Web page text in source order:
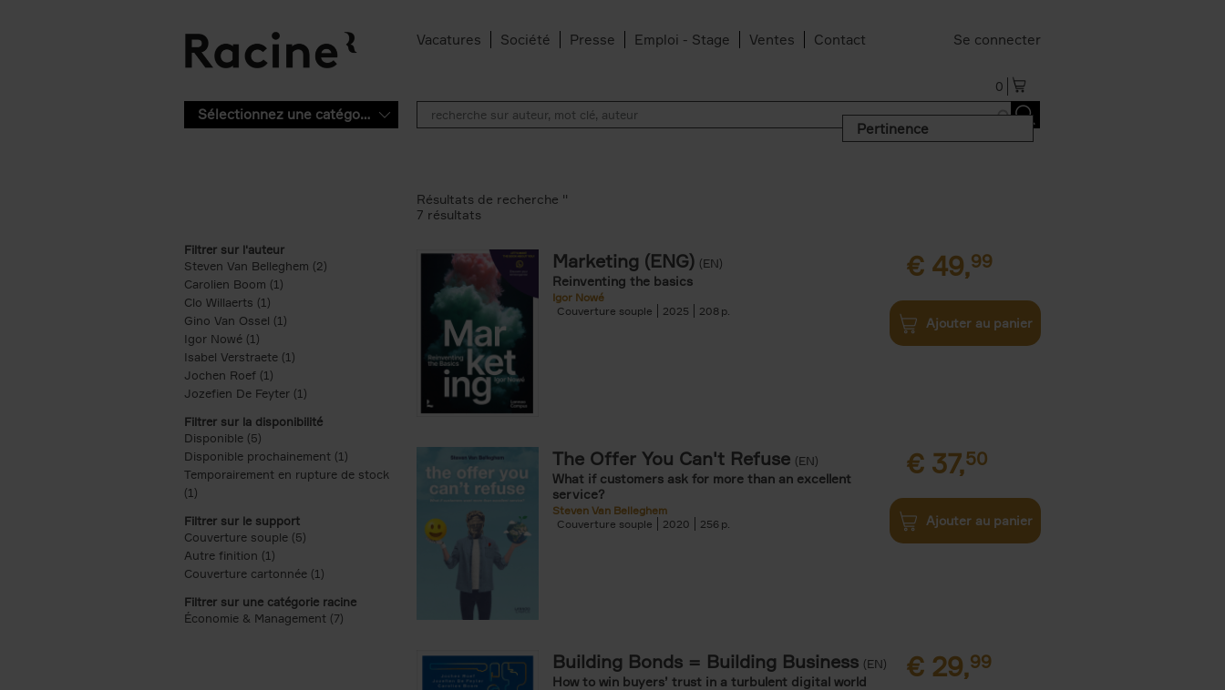
Vacatures Société Presse Emploi - Stage Ventes Contact Se connecter
0
Sélectionnez une catégorie
Pertinence
Filtrer sur l'auteur
Steven Van Belleghem (2) Apply Steven Van Belleghem filter
Carolien Boom (1)
Clo Willaerts (1)
Gino Van Ossel (1)
Igor Nowé (1)
Isabel Verstraete (1) Apply Isabel Verstraete filter
Jochen Roef (1)
Jozefien De Feyter (1) Apply Jozefien De Feyter filter
Filtrer sur la disponibilité
Disponible (5)
Disponible prochainement (1) Apply Disponible prochainement filter
Temporairement en rupture de stock
(1) Apply Temporairement en rupture de stock filter
Filtrer sur le support
Couverture souple (5) Apply Couverture souple filter
Autre finition (1)
Couverture cartonnée (1)
Filtrer sur une catégorie racine
Économie & Management (7) Apply Économie & Management filter
Résultats de recherche ''
7 résultats
Marketing (ENG) (EN)
Reinventing the basics
Igor Nowé
Couverture souple
2025 208
€ 49,99
Ajouter au panier
The Offer You Can't Refuse (EN)
What if customers ask for more than an excellent
service?
Steven Van Belleghem
Couverture souple
2020 256
€ 37,50
Ajouter au panier
Building Bonds = Building Business (EN)
How to win buyers’ trust in a turbulent digital world € 29,99